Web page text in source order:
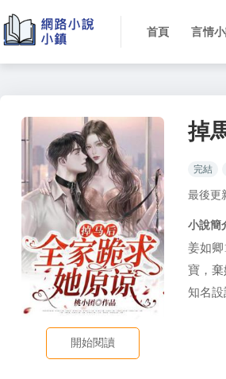
首頁 言情
開始閱讀
掉
完結
最後更
小說簡
姜如
寶，
知名設